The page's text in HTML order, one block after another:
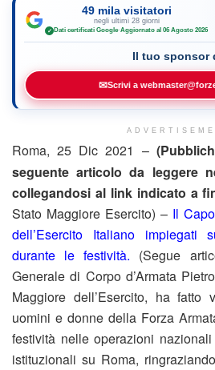
49 mila visitatori
negli ultimi 28 giorni
✓ Dati certificati Google·Aggiornato al 06 Agosto 2026
Il tuo sponsor
✉Scrivi a
Roma, 25 Dic 2021 –
seguente articolo da leggere
collegandosi al link indicato a
Stato Maggiore Esercito) – Il
dell’Esercito Italiano impiegati
durante le festività. (Segue
Generale di Corpo d’Armata
Maggiore dell’Esercito, ha
uomini e donne della Forza
festività nelle operazioni
istituzionali su Roma,